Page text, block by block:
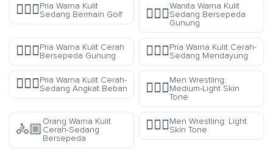
🏌🏽‍♂️Pria Warna Kulit
Sedang Bermain Golf
🚵🏽‍♀️
Wanita Warna Kulit
Sedang Bersepeda
Gunung
🚵🏻‍♂️Pria Warna Kulit Cerah
Bersepeda Gunung
🚣🏼‍♂️Pria Warna Kulit Cerah-
Sedang Mendayung
🏋🏼‍♂️Pria Warna Kulit Cerah-
Sedang Angkat Beban
🤼🏼‍♂️
Men Wrestling:
Medium-Light Skin
Tone
🚴🏼
Orang Warna Kulit
Cerah-Sedang
Bersepeda
🤼🏻‍♂️Men Wrestling: Light
Skin Tone